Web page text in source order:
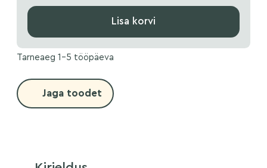
Lisa korvi
Tarneaeg 1-5 tööpäeva
Jaga toodet